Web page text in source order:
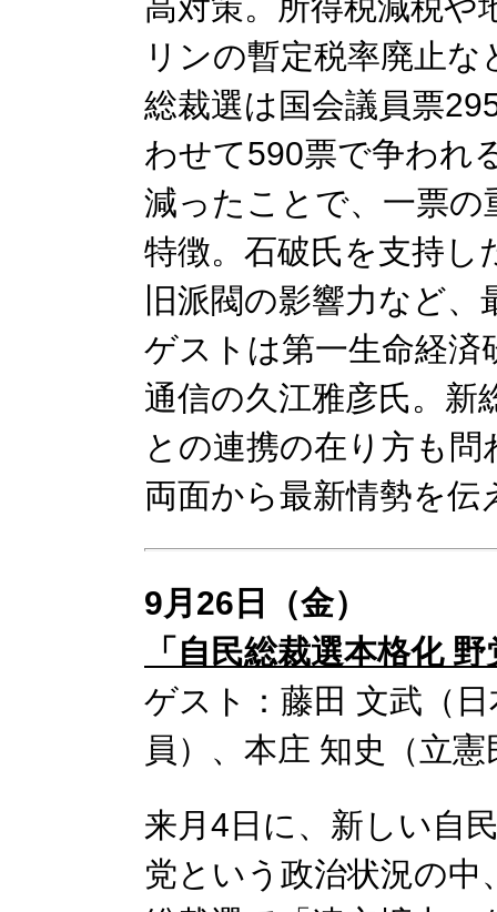
リンの暫定税率廃止
総裁選は国会議員票
わせて590票で争われ
減ったことで、一票
特徴。石破氏を支持し
旧派閥の影響力など
ゲストは第一生命経済
通信の久江雅彦氏。新
との連携の在り方も
両面から最新情勢を伝
9月26日（金）
「自民総裁選本格化
ゲスト：藤田 文武（
員）、本庄 知史（立
来月4日に、新しい自
党という政治状況の